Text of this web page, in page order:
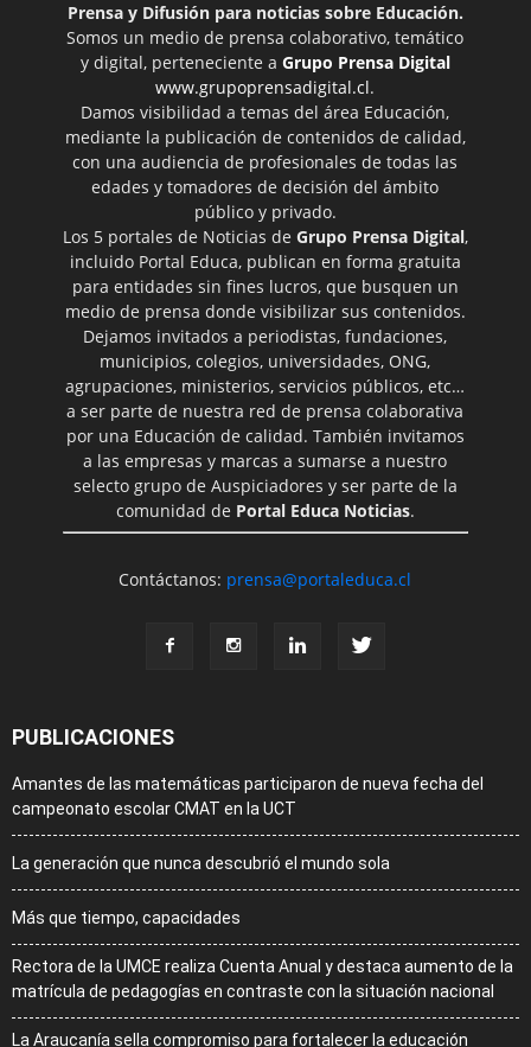
Prensa y Difusión para noticias sobre Educación.
Somos un medio de prensa colaborativo, temático
y digital, perteneciente a Grupo Prensa Digital
www.grupoprensadigital.cl.
Damos visibilidad a temas del área Educación,
mediante la publicación de contenidos de calidad,
con una audiencia de profesionales de todas las
edades y tomadores de decisión del ámbito
público y privado.
Los 5 portales de Noticias de Grupo Prensa Digital,
incluido Portal Educa, publican en forma gratuita
para entidades sin fines lucros, que busquen un
medio de prensa donde visibilizar sus contenidos.
Dejamos invitados a periodistas, fundaciones,
municipios, colegios, universidades, ONG,
agrupaciones, ministerios, servicios públicos, etc…
a ser parte de nuestra red de prensa colaborativa
por una Educación de calidad. También invitamos
a las empresas y marcas a sumarse a nuestro
selecto grupo de Auspiciadores y ser parte de la
comunidad de Portal Educa Noticias.
Contáctanos: prensa@portaleduca.cl
PUBLICACIONES
Amantes de las matemáticas participaron de nueva fecha del
campeonato escolar CMAT en la UCT
La generación que nunca descubrió el mundo sola
Más que tiempo, capacidades
Rectora de la UMCE realiza Cuenta Anual y destaca aumento de la
matrícula de pedagogías en contraste con la situación nacional
La Araucanía sella compromiso para fortalecer la educación